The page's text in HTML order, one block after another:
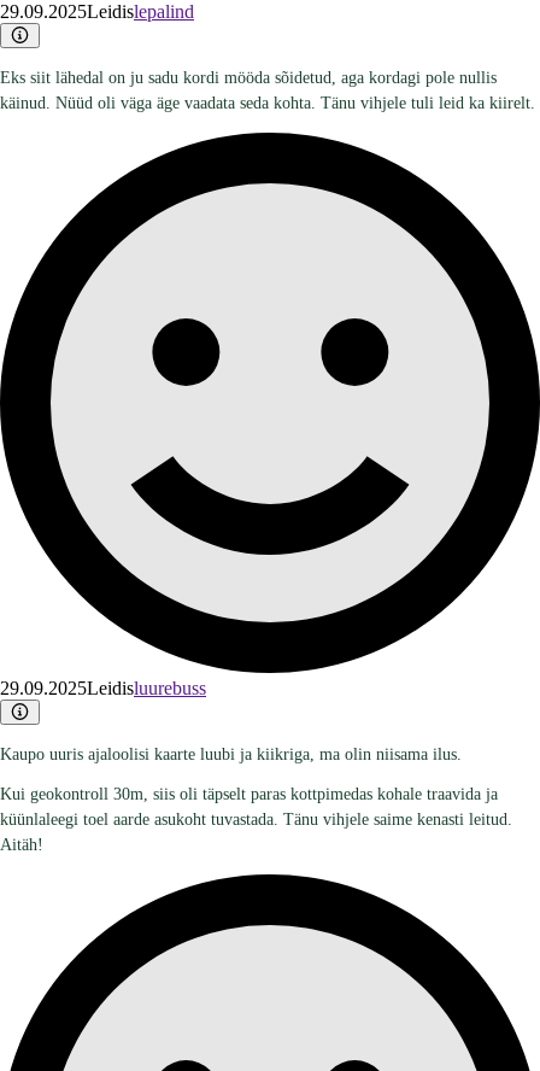
29.09.2025Leidislepalind
Eks siit lähedal on ju sadu kordi mööda sõidetud, aga kordagi pole nullis
käinud. Nüüd oli väga äge vaadata seda kohta. Tänu vihjele tuli leid ka kiirelt.
29.09.2025Leidisluurebuss
Kaupo uuris ajaloolisi kaarte luubi ja kiikriga, ma olin niisama ilus.
Kui geokontroll 30m, siis oli täpselt paras kottpimedas kohale traavida ja
küünlaleegi toel aarde asukoht tuvastada. Tänu vihjele saime kenasti leitud.
Aitäh!